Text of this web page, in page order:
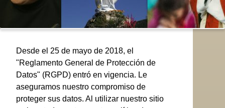
Desde el 25 de mayo de 2018, el
"Reglamento General de Protección de
Datos" (RGPD) entró en vigencia. Le
aseguramos nuestro compromiso de
proteger sus datos. Al utilizar nuestro sitio